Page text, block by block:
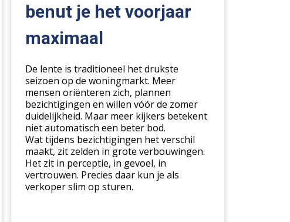
benut
maximaal
benut je het voorjaar
maximaal
De lente is traditioneel het drukste
seizoen op de woningmarkt. Meer
mensen oriënteren zich, plannen
bezichtigingen en willen vóór de zomer
duidelijkheid. Maar meer kijkers betekent
niet automatisch een beter bod.
Wat tijdens bezichtigingen het verschil
maakt, zit zelden in grote verbouwingen.
Het zit in perceptie, in gevoel, in
vertrouwen. Precies daar kun je als
verkoper slim op sturen.